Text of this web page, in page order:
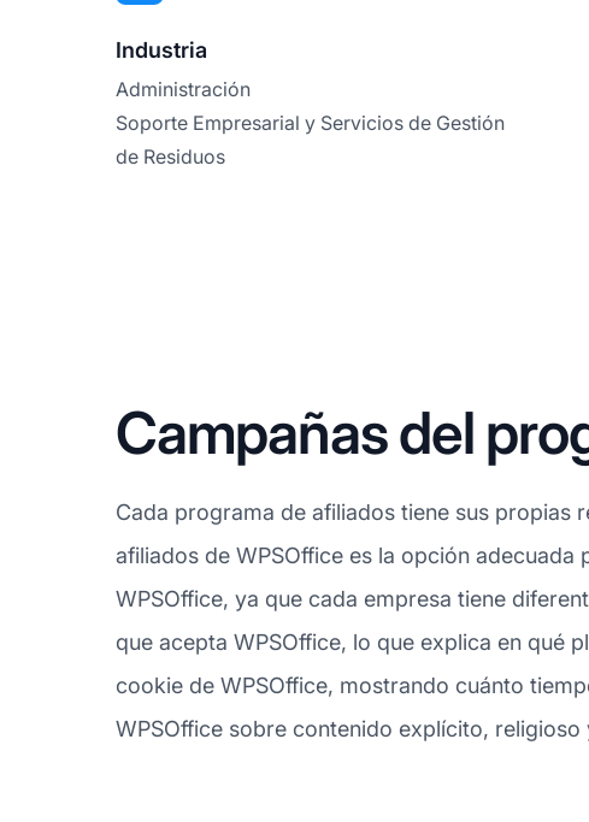
Industria
Administración
Soporte Empresarial y Servicios de Gestión
de Residuos
Campañas del
Cada programa de afiliados tiene sus propias
afiliados de WPSOffice es la opción
WPSOffice, ya que cada empresa tiene
que acepta WPSOffice, lo que explica en qué
cookie de WPSOffice, mostrando cuánto
WPSOffice sobre contenido explícito, religioso